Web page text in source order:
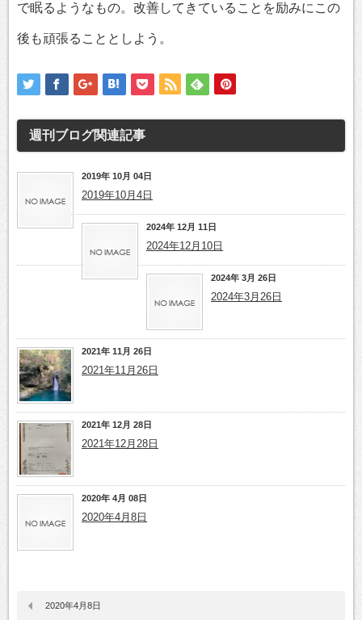
で眠るようなもの。改善してきていることを励みにこの
後も頑張ることとしよう。
週刊ブログ関連記事
2019年 10月 04日
2019年10月4日
2024年 12月 11日
2024年12月10日
2024年 3月 26日
2024年3月26日
2021年 11月 26日
2021年11月26日
2021年 12月 28日
2021年12月28日
2020年 4月 08日
2020年4月8日
2020年4月8日